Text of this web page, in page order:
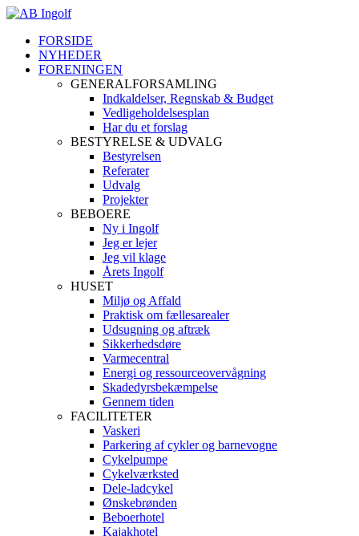
FORSIDE
NYHEDER
FORENINGEN
GENERALFORSAMLING
Indkaldelser, Regnskab & Budget
Vedligeholdelsesplan
Har du et forslag
BESTYRELSE & UDVALG
Bestyrelsen
Referater
Udvalg
Projekter
BEBOERE
Ny i Ingolf
Jeg er lejer
Jeg vil klage
Årets Ingolf
HUSET
Miljø og Affald
Praktisk om fællesarealer
Udsugning og aftræk
Sikkerhedsdøre
Varmecentral
Energi og ressourceovervågning
Skadedyrsbekæmpelse
Gennem tiden
FACILITETER
Vaskeri
Parkering af cykler og barnevogne
Cykelpumpe
Cykelværksted
Dele-ladcykel
Ønskebrønden
Beboerhotel
Kajakhotel